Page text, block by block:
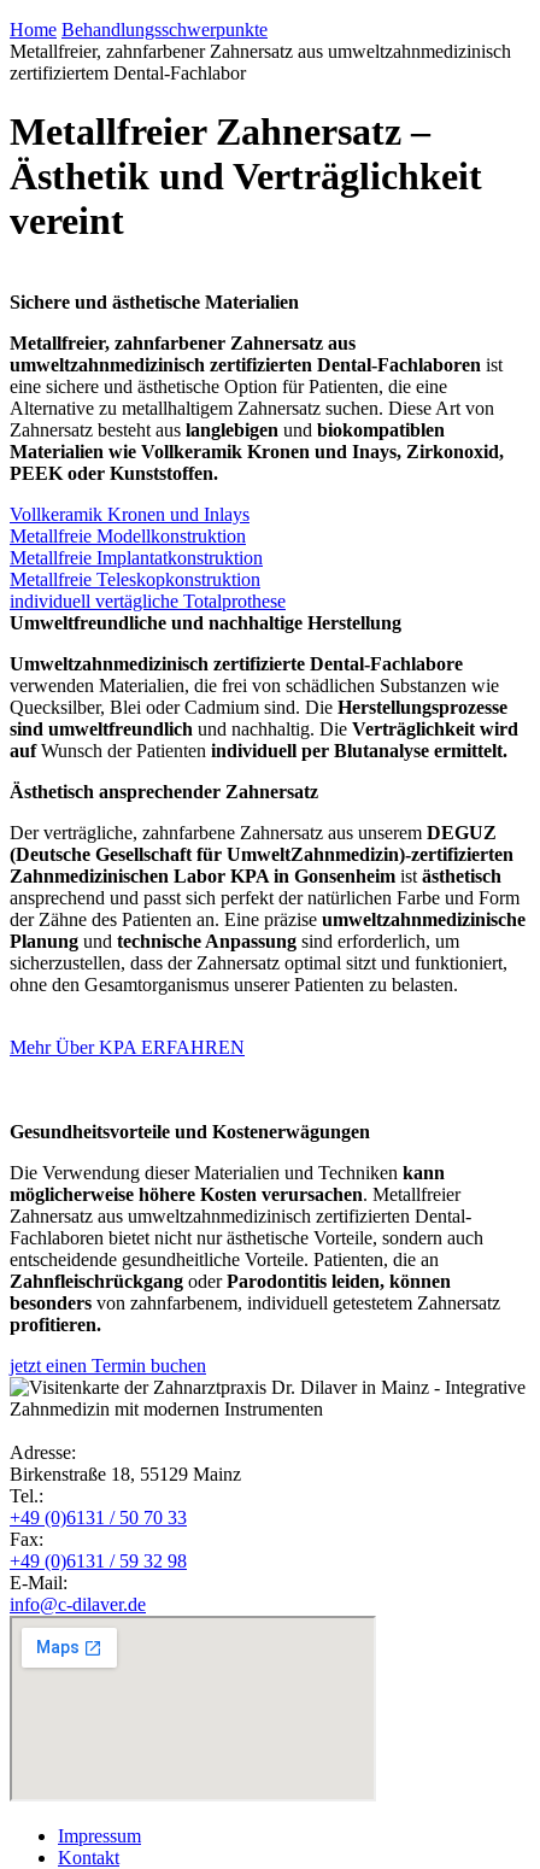
Home Behandlungsschwerpunkte
Metallfreier, zahnfarbener Zahnersatz aus umweltzahnmedizinisch
zertifiziertem Dental-Fachlabor
Metallfreier Zahnersatz –
Ästhetik und Verträglichkeit
vereint
Sichere und ästhetische Materialien
Metallfreier, zahnfarbener Zahnersatz aus
umweltzahnmedizinisch zertifizierten Dental-Fachlaboren ist
eine sichere und ästhetische Option für Patienten, die eine
Alternative zu metallhaltigem Zahnersatz suchen. Diese Art von
Zahnersatz besteht aus langlebigen und biokompatiblen
Materialien wie Vollkeramik Kronen und Inays, Zirkonoxid,
PEEK oder Kunststoffen.
Vollkeramik Kronen und Inlays
Metallfreie Modellkonstruktion
Metallfreie Implantatkonstruktion
Metallfreie Teleskopkonstruktion
individuell vertägliche Totalprothese
Umweltfreundliche und nachhaltige Herstellung
Umweltzahnmedizinisch zertifizierte Dental-Fachlabore
verwenden Materialien, die frei von schädlichen Substanzen wie
Quecksilber, Blei oder Cadmium sind. Die Herstellungsprozesse
sind umweltfreundlich und nachhaltig. Die Verträglichkeit wird
aufWunsch der Patienten individuell per Blutanalyse ermittelt.
Ästhetisch ansprechender Zahnersatz
Der verträgliche, zahnfarbene Zahnersatz aus unserem DEGUZ
(Deutsche Gesellschaft für UmweltZahnmedizin)-zertifizierten
Zahnmedizinischen Labor KPA in Gonsenheim ist ästhetisch
ansprechend und passt sich perfekt der natürlichen Farbe und Form
der Zähne des Patienten an. Eine präzise umweltzahnmedizinische
Planung und technische Anpassung sind erforderlich, um
sicherzustellen, dass der Zahnersatz optimal sitzt und funktioniert,
ohne den Gesamtorganismus unserer Patienten zu belasten.
Mehr Über KPA ERFAHREN
Gesundheitsvorteile und Kostenerwägungen
Die Verwendung dieser Materialien und Techniken kann
möglicherweise höhere Kosten verursachen. Metallfreier
Zahnersatz aus umweltzahnmedizinisch zertifizierten Dental-
Fachlaboren bietet nicht nur ästhetische Vorteile, sondern auch
entscheidende gesundheitliche Vorteile. Patienten, die an
Zahnfleischrückgang oderParodontitis leiden, können
besonders von zahnfarbenem, individuell getestetem Zahnersatz
profitieren.
jetzt einen Termin buchen
Adresse:
Birkenstraße 18, 55129 Mainz
Tel.:
+49 (0)6131 / 50 70 33
Fax:
+49 (0)6131 / 59 32 98
E-Mail:
info@c-dilaver.de
Impressum
Kontakt